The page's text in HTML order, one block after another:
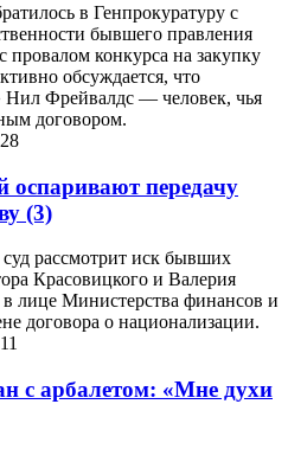
в Генпрокуратуру с
бывшего правления
провалом конкурса на закупку
обсуждается, что
Нил Фрейвалдс — человек, чья
договором.
передачу
(3)
рассмотрит иск бывших
Красовицкого и Валерия
в лице Министерства финансов и
договора о национализации.
с арбалетом: «Мне духи